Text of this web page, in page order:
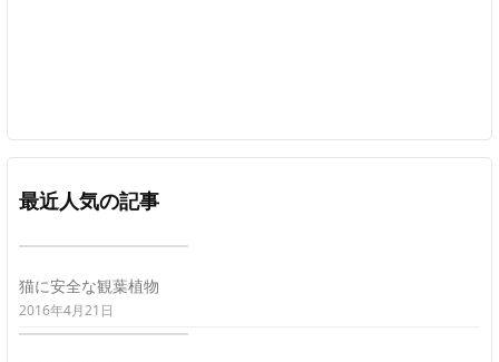
最近人気の記事
猫に安全な観葉植物
2016年4月21日